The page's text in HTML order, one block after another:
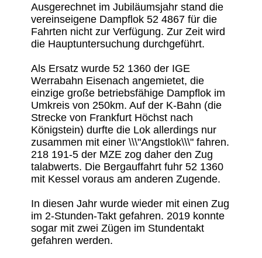
Ausgerechnet im Jubiläumsjahr stand die
vereinseigene Dampflok 52 4867 für die
Fahrten nicht zur Verfügung. Zur Zeit wird
die Hauptuntersuchung durchgeführt.
Als Ersatz wurde 52 1360 der IGE
Werrabahn Eisenach angemietet, die
einzige große betriebsfähige Dampflok im
Umkreis von 250km. Auf der K-Bahn (die
Strecke von Frankfurt Höchst nach
Königstein) durfte die Lok allerdings nur
zusammen mit einer \\\"Angstlok\\\" fahren.
218 191-5 der MZE zog daher den Zug
talabwerts. Die Bergauffahrt fuhr 52 1360
mit Kessel voraus am anderen Zugende.
In diesen Jahr wurde wieder mit einen Zug
im 2-Stunden-Takt gefahren. 2019 konnte
sogar mit zwei Zügen im Stundentakt
gefahren werden.